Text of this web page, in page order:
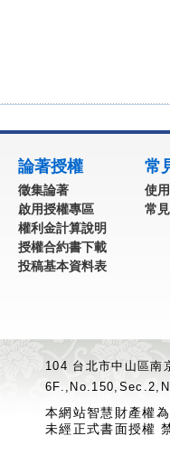
論著授權
徵集論著
啟用授權專區
權利金計算說明
授權合約書下載
投稿基本資料表
常
使
常
104 台北市中山區
本網站智慧財產權
未經正式書面授權